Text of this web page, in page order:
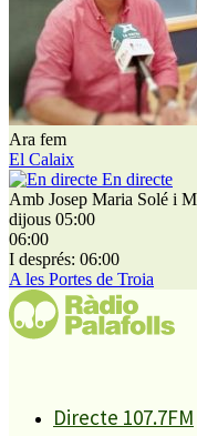
Ara fem
El Calaix
En directe
Amb Josep Maria Solé i
dijous 05:00
06:00
I després: 06:00
A les Portes de Troia
Directe 107.7FM
REDACCIÓ
10 SETEMBRE, 2025
El cap de setmana
la tradicional
l’AECC Catalunya
Tal com indiquen
aquest 2025 s’han
menys que el 2024.
que està patint
anys, des de
com a les
seva participació.